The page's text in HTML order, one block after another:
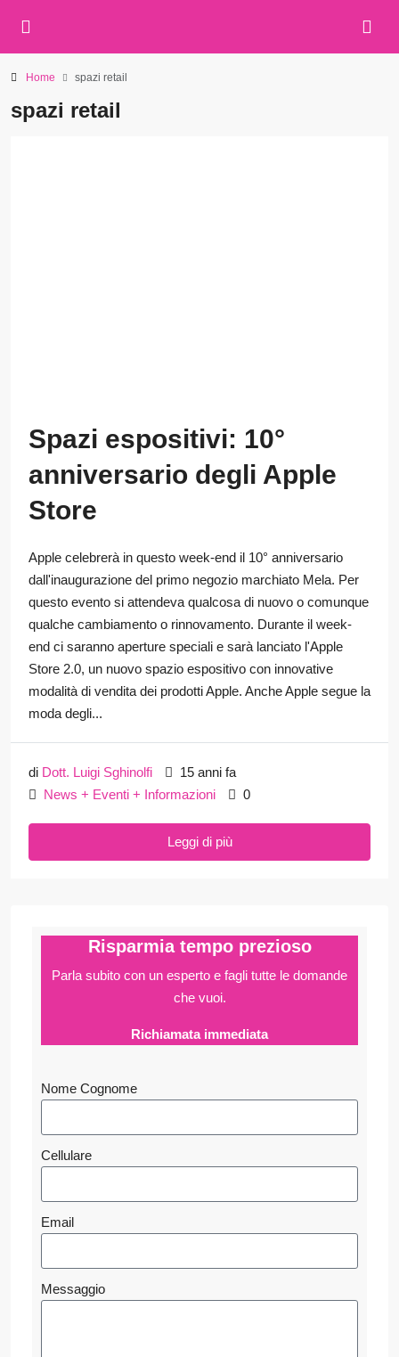
Home spazi retail
spazi retail
Spazi espositivi: 10°
anniversario degli Apple
Store
Apple celebrerà in questo week-end il 10° anniversario
dall'inaugurazione del primo negozio marchiato Mela. Per
questo evento si attendeva qualcosa di nuovo o comunque
qualche cambiamento o rinnovamento. Durante il week-
end ci saranno aperture speciali e sarà lanciato l'Apple
Store 2.0, un nuovo spazio espositivo con innovative
modalità di vendita dei prodotti Apple. Anche Apple segue la
moda degli...
di Dott. Luigi Sghinolfi
15 anni fa
News + Eventi + Informazioni
0
Leggi di più
Risparmia tempo prezioso
Parla subito con un esperto e fagli tutte le domande
che vuoi.
Richiamata immediata
Nome Cognome
Cellulare
Email
Messaggio